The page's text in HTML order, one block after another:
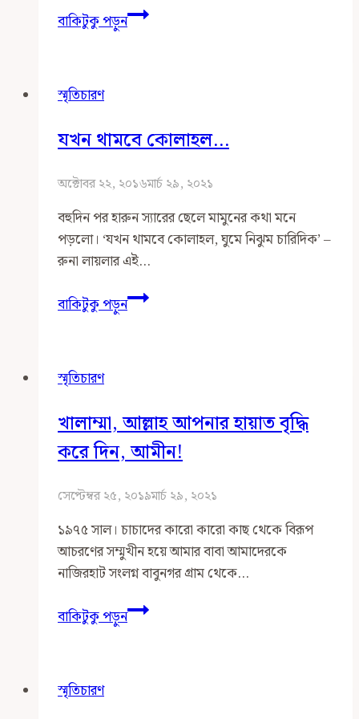
বাকিটুকু পড়ুননামের
গ্লানি
স্মৃতিচারণ
যখন থামবে কোলাহল…
অক্টোবর ২২, ২০১৬মার্চ ২৯, ২০২১
বহুদিন পর হারুন স্যারের ছেলে মামুনের কথা মনে
পড়লো। ‘যখন থামবে কোলাহল, ঘুমে নিঝুম চারিদিক’ –
রুনা লায়লার এই…
বাকিটুকু পড়ুনযখন
থামবে
স্মৃতিচারণ
খালাম্মা, আল্লাহ আপনার হায়াত বৃদ্ধি
করে দিন, আমীন!
সেপ্টেম্বর ২৫, ২০১৯মার্চ ২৯, ২০২১
১৯৭৫ সাল। চাচাদের কারো কারো কাছ থেকে বিরূপ
আচরণের সম্মুখীন হয়ে আমার বাবা আমাদেরকে
নাজিরহাট সংলগ্ন বাবুনগর গ্রাম থেকে…
বাকিটুকু পড়ুনখালাম্মা,
আল্লাহ
স্মৃতিচারণ